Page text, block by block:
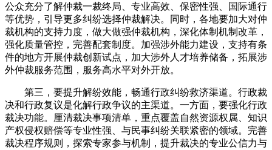
公众充分了解仲裁一裁终局、专业高效、保密性强、国际通行
等优势，引导更多纠纷选择仲裁解决。同时，各地要加大对仲
裁机构的支持力度，做大做强仲裁机构，深化体制机制改革，
强化质量管控，完善配套制度。加强涉外能力建设，支持有条
件的地方开展仲裁创新试点，加大涉外人才培养储备，拓展涉
外仲裁服务范围，服务高水平对外开放。
第三，要提升解纷效能，畅通行政纠纷救济渠道。行政裁
决和行政复议是化解行政争议的主渠道。一方面，要强化行政
裁决功能。厘清裁决事项清单，重点覆盖自然资源权属、知识
产权侵权赔偿等专业性强、与民事纠纷关联紧密的领域。完善
裁决程序规则，探索专家参与机制，提升裁决的专业公信力与